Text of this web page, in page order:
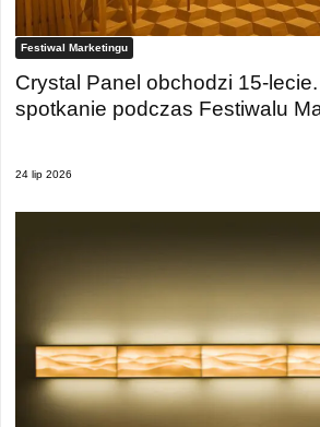
Festiwal Marketingu
Crystal Panel obchodzi 15-
spotkanie podczas Festiwalu
24 lip 2026